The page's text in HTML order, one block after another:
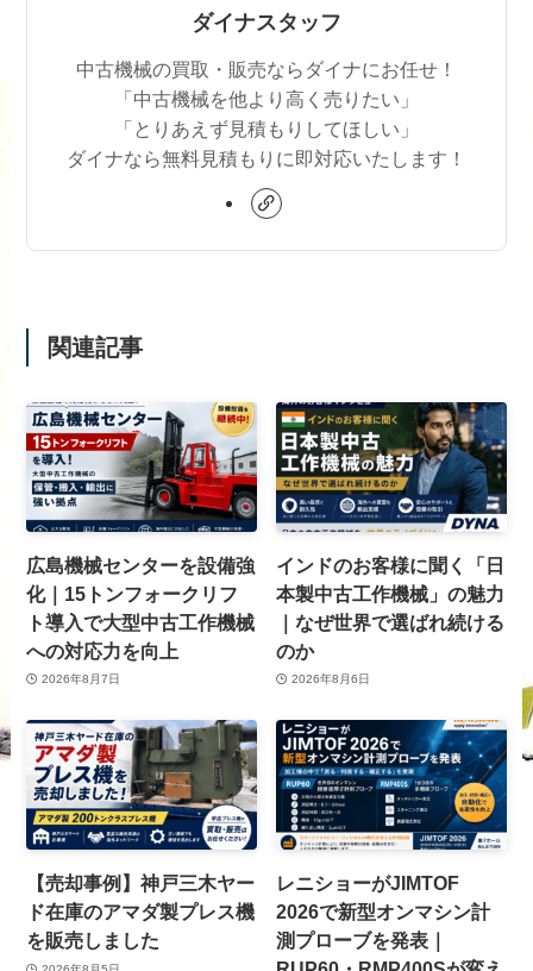
ダイナスタッフ
中古機械の買取・販売ならダイナにお任せ！
「中古機械を他より高く売りたい」
「とりあえず見積もりしてほしい」
ダイナなら無料見積もりに即対応いたします！
関連記事
広島機械センターを設備強
化｜15トンフォークリフ
ト導入で大型中古工作機械
への対応力を向上
2026年8月7日
インドのお客様に聞く「日
本製中古工作機械」の魅力
｜なぜ世界で選ばれ続ける
のか
2026年8月6日
【売却事例】神戸三木ヤー
ド在庫のアマダ製プレス機
を販売しました
レニショーがJIMTOF
2026で新型オンマシン計
測プローブを発表｜